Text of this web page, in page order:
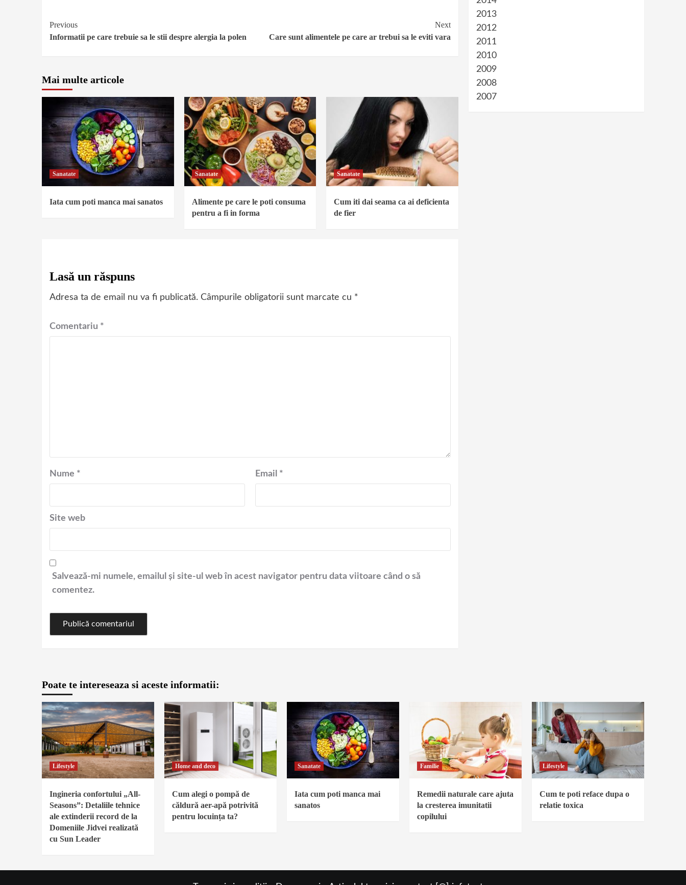
Continue
Reading
Previous
Informatii pe care trebuie sa le stii despre alergia la polen
Next
Care sunt alimentele pe care ar trebui sa le eviti vara
Mai multe articole
Sanatate
Iata cum poti manca mai sanatos
Sanatate
Alimente pe care le poti consuma
pentru a fi in forma
Sanatate
Cum iti dai seama ca ai deficienta
de fier
Lasă un răspuns
Adresa ta de email nu va fi publicată. Câmpurile obligatorii sunt marcate cu *
Comentariu *
Nume * Email *
Site web
Salvează-mi numele, emailul și site-ul web în acest navigator pentru data viitoare când o să
comentez.
2013
2012
2011
2010
2009
2008
2007
Poate te intereseaza si aceste informatii:
Lifestyle
Ingineria confortului „All-
Seasons”: Detaliile tehnice
ale extinderii record de la
Domeniile Jidvei realizată
cu Sun Leader
Home and deco
Cum alegi o pompă de
căldură aer-apă potrivită
pentru locuința ta?
Sanatate
Iata cum poti manca mai
sanatos
Familie
Remedii naturale care ajuta
la cresterea imunitatii
copilului
Lifestyle
Cum te poti reface dupa o
relatie toxica